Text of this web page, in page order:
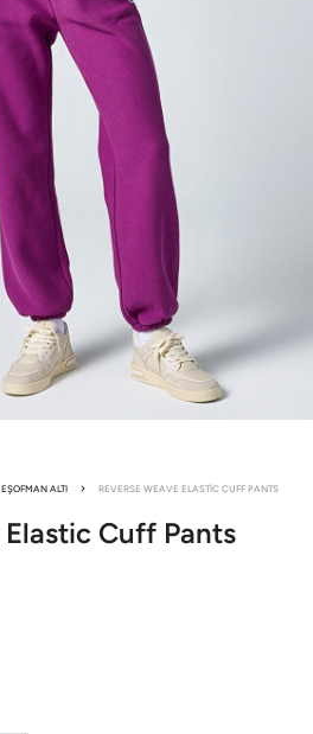
EŞOFMAN ALTI REVERSE WEAVE ELASTIC CUFF PANTS
Elastic Cuff Pants